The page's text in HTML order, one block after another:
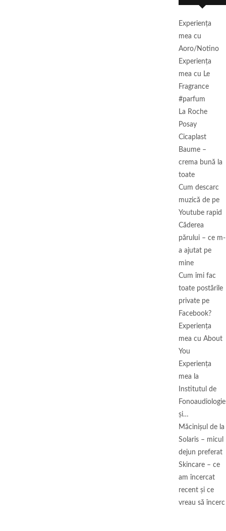
Experienţa
mea cu
Aoro/Notino
Experienţa
mea cu Le
Fragrance
#parfum
La Roche
Posay
Cicaplast
Baume –
crema bună la
toate
Cum descarc
muzică de pe
Youtube rapid
Căderea
părului – ce m-
a ajutat pe
mine
Cum îmi fac
toate postările
private pe
Facebook?
Experiența
mea cu About
You
Experiența
mea la
Institutul de
Fonoaudiologie
și…
Măcinişul de la
Solaris – micul
dejun preferat
Skincare – ce
am încercat
recent și ce
vreau să încerc